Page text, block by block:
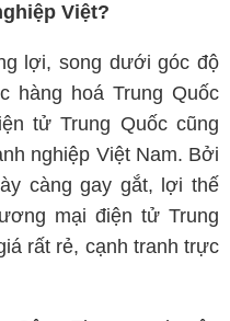
Việt?
lợi, song dưới góc độ
hàng hoá Trung Quốc
tử Trung Quốc cũng
nghiệp Việt Nam. Bởi
càng gay gắt, lợi thế
mại điện tử Trung
rất rẻ, cạnh tranh trực